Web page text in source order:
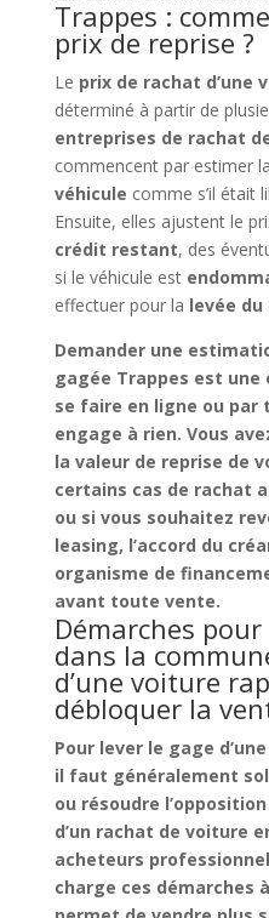
Trappes :
prix de reprise ?
Le prix de rachat d’une
déterminé à partir de
entreprises de rachat
commencent par estimer la
véhicule comme s’il était
Ensuite, elles ajustent le
crédit restant, des
si le véhicule est
effectuer pour la levée du
Demander une
gagée Trappes est une
se faire en ligne ou par
engage à rien. Vous
la valeur de reprise de
certains cas de rachat
ou si vous souhaitez
leasing, l’accord du
organisme de
avant toute vente.
Démarches
dans la
d’une voiture
débloquer la
Pour lever le gage
il faut généralement
ou résoudre
d’un rachat de voiture
acheteurs
charge ces démarches